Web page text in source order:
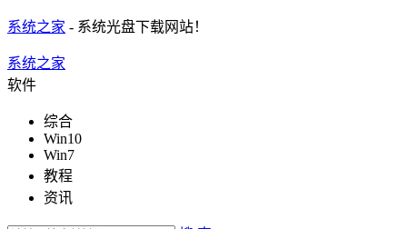
系统之家 - 系统光盘下载网站！
系统之家
软件
综合
Win10
Win7
教程
资讯